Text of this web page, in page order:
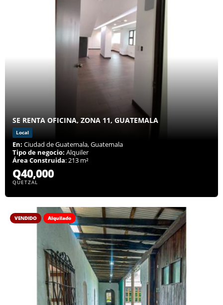
SE RENTA OFICINA, ZONA 11, GUATEMALA
Local
En: Ciudad de Guatemala, Guatemala
Tipo de negocio: Alquiler
Área Construida: 213 m²
Q40,000
QUETZAL
VENDIDO Alquilado